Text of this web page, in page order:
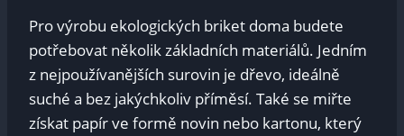
Pro výrobu ekologických briket doma budete
potřebovat několik základních materiálů. Jedním
z nejpoužívanějších surovin je dřevo, ideálně
suché a bez jakýchkoliv příměsí. Také se miřte
získat papír ve formě novin nebo kartonu, který